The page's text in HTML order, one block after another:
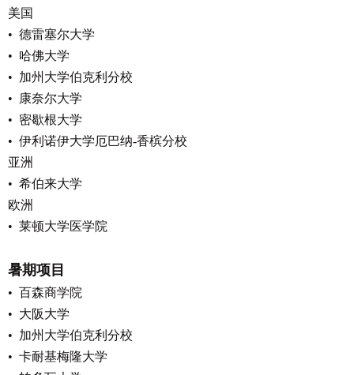
美国
• 德雷塞尔大学
• 哈佛大学
• 加州大学伯克利分校
•
康奈尔大学
• 密歇根大学
• 伊利诺伊大学厄巴纳-香槟分校
亚洲
• 希伯来大学
欧洲
• 莱顿大学医学院
暑期项目
• 百森商学院
• 大阪大学
• 加州大学伯克利分校
• 卡耐基梅隆大学